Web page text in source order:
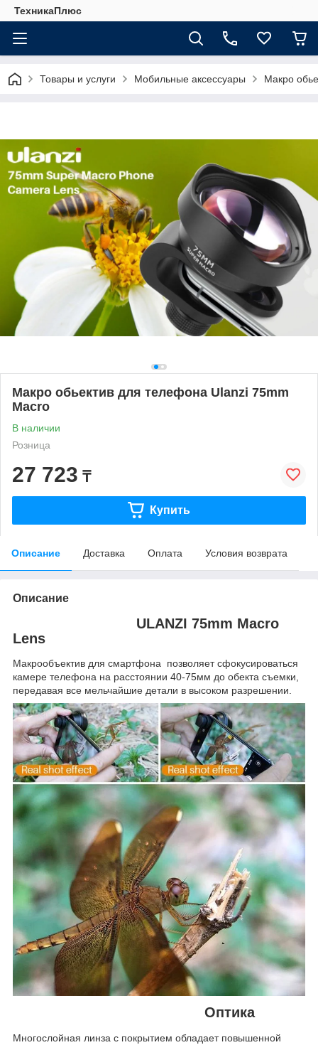
ТехникаПлюс
Товары и услуги Мобильные аксессуары Макро
Макро обьектив для телефона Ulanzi 75mm
Macro
В наличии
Розница
27 723 ₸
Купить
Описание Доставка Оплата Условия возврата
Описание
ULANZI 75mm Macro
Lens
Макрообъектив для смартфона позволяет сфокусироваться
камере телефона на расстоянии 40-75мм до обекта съемки,
передавая все мельчайшие детали в высоком разрешении.
Оптика
Многослойная линза с покрытием обладает повышенной